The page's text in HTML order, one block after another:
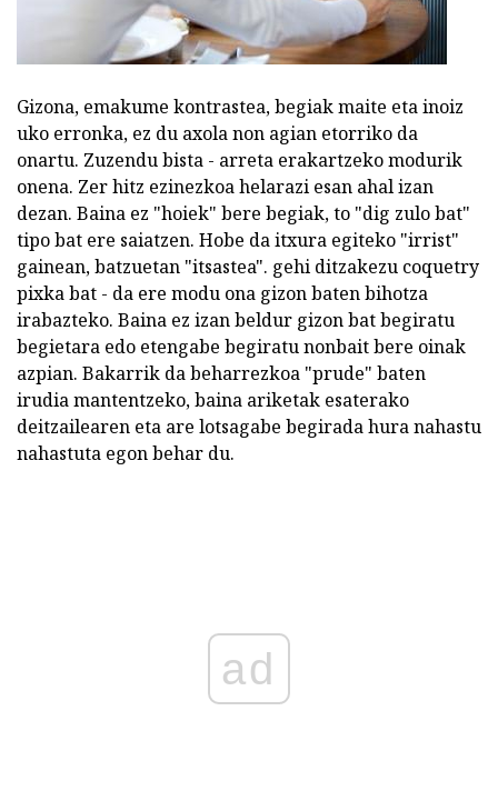
Gizona, emakume kontrastea, begiak maite eta inoiz
uko erronka, ez du axola non agian etorriko da
onartu. Zuzendu bista - arreta erakartzeko modurik
onena. Zer hitz ezinezkoa helarazi esan ahal izan
dezan. Baina ez "hoiek" bere begiak, to "dig zulo bat"
tipo bat ere saiatzen. Hobe da itxura egiteko "irrist"
gainean, batzuetan "itsastea". gehi ditzakezu coquetry
pixka bat - da ere modu ona gizon baten bihotza
irabazteko. Baina ez izan beldur gizon bat begiratu
begietara edo etengabe begiratu nonbait bere oinak
azpian. Bakarrik da beharrezkoa "prude" baten
irudia mantentzeko, baina ariketak esaterako
deitzailearen eta are lotsagabe begirada hura nahastu
nahastuta egon behar du.
ad